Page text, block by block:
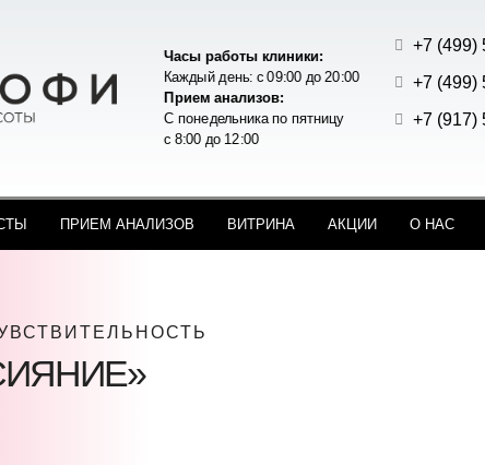
Часы работы клиники:
Каждый день: с 09:00 до 20:00
Прием анализов:
С понедельника по пятницу
с 8:00 до 12:00
+7 (499)
+7 (499)
+7 (917)
ПРИЕМ АНАЛИЗОВ ВИТРИНА АКЦИИ О НАС